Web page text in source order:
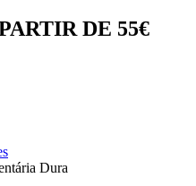
DE 55€
Dura